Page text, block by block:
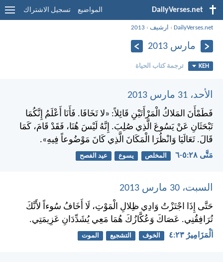
DailyVerses.net المواضيع تسجيل الاشتراك
DailyVerses.net
› ارشيف ›
2013
مارس 2013
KEH ترجمة كتاب الحياة
الأحد، 31 مارس 2013
فَطَمْأَنَ المَلاكُ الْمَرْأَتَيْنِ قَائِلاً: «لا تَخَافَا. فَأَنَا أَعْلَمُ إِنَّكُمَا
تَبْحَثَانِ عَنْ يَسُوعَ الَّذِي صُلِبَ. إِنَّهُ لَيْسَ هُنَا، فَقَدْ قَامَ، كَمَا
قَالَ. تَعَالَيَا وَانْظُرَا الْمَكَانَ الَّذِي كَانَ مَوْضُوعاً فِيهِ».
مَتَّى ٢٨:‏٥-‏٦ المخلص يسوع عيد الفصح
السبت، 30 مارس 2013
حَتَّى إِذَا اجْتَزْتُ وَادِي ظِلالِ الْمَوْتِ، لَا أَخَافُ سُوءاً لأَنَّكَ
تُرَافِقُنِي. عَصَاكَ وَعُكَّازُكَ هُمَا مَعِي يُشَدِّدَانِ عَزِيمَتِي.
اَلْمَزَامِيرُ ٢٣:‏٤ الخوف التشجيع الموت